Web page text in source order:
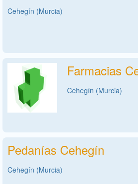
Cehegín (Murcia)
Farmacias
Cehegín (Murcia)
Pedanías Cehegín
Cehegín (Murcia)